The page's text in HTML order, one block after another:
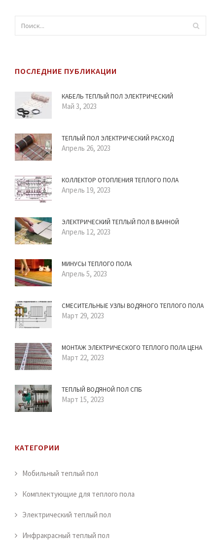
ПОСЛЕДНИЕ ПУБЛИКАЦИИ
КАБЕЛЬ ТЕПЛЫЙ ПОЛ ЭЛЕКТРИЧЕСКИЙ
Май 3, 2023
ТЕПЛЫЙ ПОЛ ЭЛЕКТРИЧЕСКИЙ РАСХОД
Апрель 26, 2023
КОЛЛЕКТОР ОТОПЛЕНИЯ ТЕПЛОГО ПОЛА
Апрель 19, 2023
ЭЛЕКТРИЧЕСКИЙ ТЕПЛЫЙ ПОЛ В ВАННОЙ
Апрель 12, 2023
МИНУСЫ ТЕПЛОГО ПОЛА
Апрель 5, 2023
СМЕСИТЕЛЬНЫЕ УЗЛЫ ВОДЯНОГО ТЕПЛОГО ПОЛА
Март 29, 2023
МОНТАЖ ЭЛЕКТРИЧЕСКОГО ТЕПЛОГО ПОЛА ЦЕНА
Март 22, 2023
ТЕПЛЫЙ ВОДЯНОЙ ПОЛ СПБ
Март 15, 2023
КАТЕГОРИИ
Мобильный теплый пол
Комплектующие для теплого пола
Электрический теплый пол
Инфракрасный теплый пол